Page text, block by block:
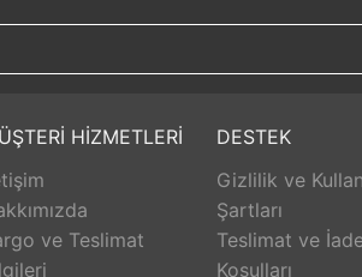
deneyiminizi keyifli hale
ürünü beğenmez veya
olmadan istediğiniz ürünü
sunar. Ürünlerle ilgili herhangi bir sorun
her aşamasında destek
keyifli bir alışveriş
HİZMETLERİ
ve Teslimat
DESTEK
Gizlilik ve
Şartları
Teslimat ve
Koşulları